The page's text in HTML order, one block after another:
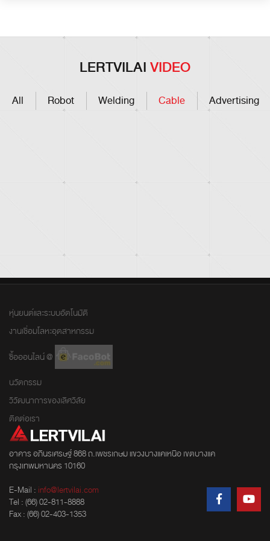
LERTVILAIVIDEO
All Robot Welding Cable Advertising
หุ่นยนต์และระบบอัตโนมัติ
งานเชื่อมโลหะอุตสาหกรรม
ซื้อออนไลน์ @
นวัตกรรม
วิวัฒนาการของเลิศวิลัย
ติดต่อเรา
อาคาร อภินรเศรษฐ์ 868 ถ.เพชรเกษม แขวงบางแคเหนือ เขตบางแค
กรุงเทพมหานคร 10160
E-Mail : info@lertvilai.com
Tel : (66) 02-811-8888
Fax : (66) 02-403-1353